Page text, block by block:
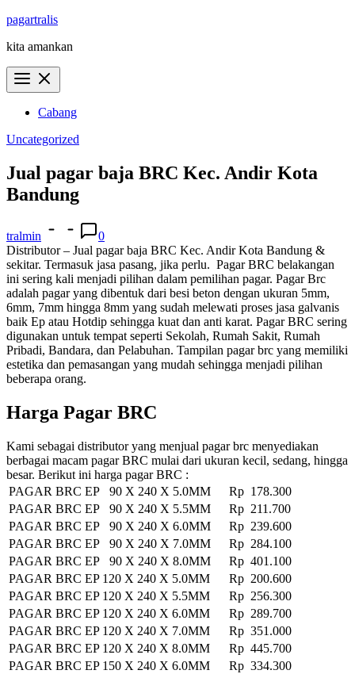
Skip
content
pagartralis
kita amankan
Cabang
Uncategorized
Jual pagar baja BRC Kec. Andir Kota
Bandung
tralmin
0
Distributor – Jual pagar baja BRC Kec. Andir Kota Bandung &
sekitar. Termasuk jasa pasang, jika perlu. Pagar BRC belakangan
ini sering kali menjadi pilihan dalam pemilihan pagar. Pagar Brc
adalah pagar yang dibentuk dari besi beton dengan ukuran 5mm,
6mm, 7mm hingga 8mm yang sudah melewati proses jasa galvanis
baik Ep atau Hotdip sehingga kuat dan anti karat. Pagar BRC sering
digunakan untuk tempat seperti Sekolah, Rumah Sakit, Rumah
Pribadi, Bandara, dan Pelabuhan. Tampilan pagar brc yang memiliki
estetika dan pemasangan yang mudah sehingga menjadi pilihan
beberapa orang.
Harga Pagar BRC
Kami sebagai distributor yang menjual pagar brc menyediakan
berbagai macam pagar BRC mulai dari ukuran kecil, sedang, hingga
besar. Berikut ini harga pagar BRC :
PAGAR BRC EP 90 X 240 X 5.0MM
Rp 178.300
PAGAR BRC EP 90 X 240 X 5.5MM
Rp 211.700
PAGAR BRC EP 90 X 240 X 6.0MM
Rp 239.600
PAGAR BRC EP 90 X 240 X 7.0MM
Rp 284.100
PAGAR BRC EP 90 X 240 X 8.0MM
Rp 401.100
PAGAR BRC EP 120 X 240 X 5.0MM
Rp 200.600
PAGAR BRC EP 120 X 240 X 5.5MM
Rp 256.300
PAGAR BRC EP 120 X 240 X 6.0MM
Rp 289.700
PAGAR BRC EP 120 X 240 X 7.0MM
Rp 351.000
PAGAR BRC EP 120 X 240 X 8.0MM
Rp 445.700
PAGAR BRC EP 150 X 240 X 6.0MM
Rp 334.300